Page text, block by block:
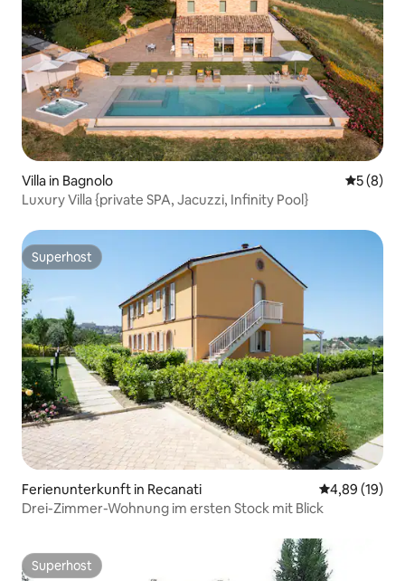
Villa in Bagnolo
5 (8)
Luxury Villa {private SPA, Jacuzzi, Infinity Pool}
Superhost
Superhost
Ferienunterkunft in Recanati
4,89 (19)
Drei-Zimmer-Wohnung im ersten Stock mit Blick
Superhost
Superhost